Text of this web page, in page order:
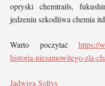
opryski chemtrails,
jedzeniu szkodliwa chemia
Warto poczytać https://
historia-niesamowitego-zla-
Jadwiga Soltys